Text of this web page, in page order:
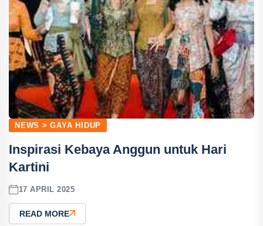
NEWS > GAYA HIDUP
Inspirasi Kebaya Anggun untuk Hari
Kartini
17 APRIL 2025
READ MORE